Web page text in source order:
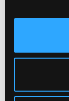
Az
módjairól
pontban.
Gorenje
by side